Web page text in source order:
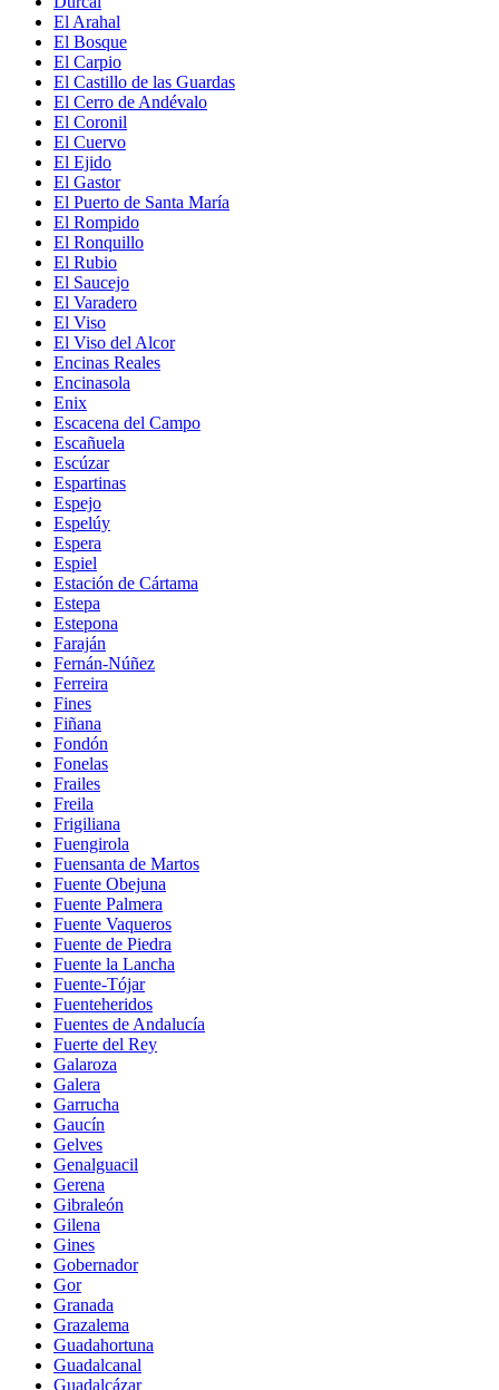
El Arahal
El Bosque
El Carpio
El Castillo de las Guardas
El Cerro de Andévalo
El Coronil
El Cuervo
El Ejido
El Gastor
El Puerto de Santa María
El Rompido
El Ronquillo
El Rubio
El Saucejo
El Varadero
El Viso
El Viso del Alcor
Encinas Reales
Encinasola
Enix
Escacena del Campo
Escañuela
Escúzar
Espartinas
Espejo
Espelúy
Espera
Espiel
Estación de Cártama
Estepa
Estepona
Faraján
Fernán-Núñez
Ferreira
Fines
Fiñana
Fondón
Fonelas
Frailes
Freila
Frigiliana
Fuengirola
Fuensanta de Martos
Fuente Obejuna
Fuente Palmera
Fuente Vaqueros
Fuente de Piedra
Fuente la Lancha
Fuente-Tójar
Fuenteheridos
Fuentes de Andalucía
Fuerte del Rey
Galaroza
Galera
Garrucha
Gaucín
Gelves
Genalguacil
Gerena
Gibraleón
Gilena
Gines
Gobernador
Gor
Granada
Grazalema
Guadahortuna
Guadalcanal
Guadalcázar